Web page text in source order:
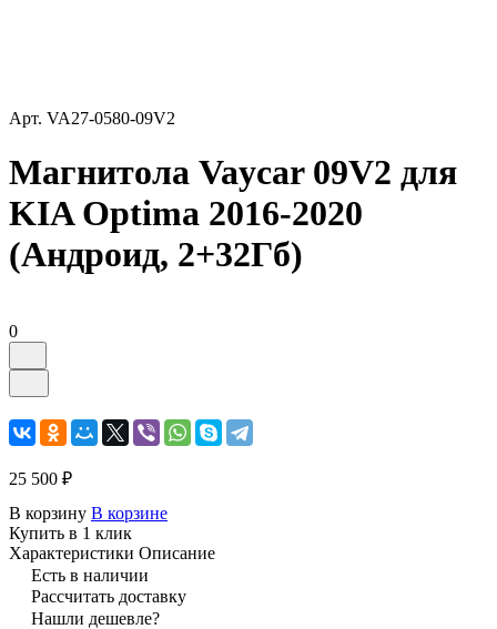
Арт. VA27-0580-09V2
Магнитола Vaycar 09V2 для
KIA Optima 2016-2020
(Андроид, 2+32Гб)
0
25 500 ₽
В корзину В корзине
Купить в 1 клик
Характеристики Описание
Есть в наличии
Рассчитать доставку
Нашли дешевле?